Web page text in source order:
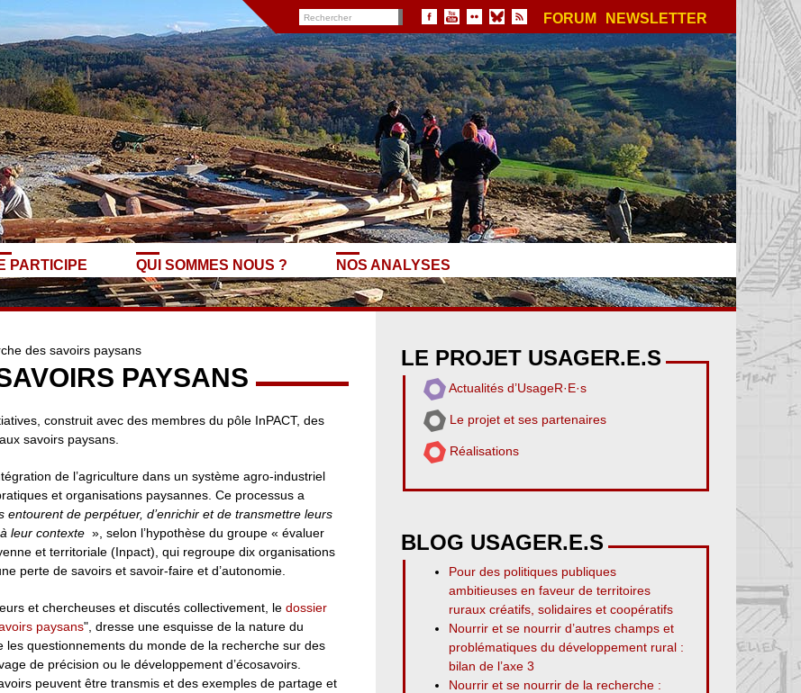
FORUM NEWSLETTER
PARTICIPE QUI SOMMES NOUS ? NOS ANALYSES
des savoirs paysans
PAYSANS
construit avec des membres du pôle InPACT, des
savoirs paysans.
de l’agriculture dans un système agro-industriel
et organisations paysannes. Ce processus a
de perpétuer, d’enrichir et de transmettre leurs
leur contexte », selon l’hypothèse du groupe « évaluer
et territoriale (Inpact), qui regroupe dix organisations
perte de savoirs et savoir-faire et d’autonomie.
et chercheuses et discutés collectivement, le dossier
paysans", dresse une esquisse de la nature du
questionnements du monde de la recherche sur des
de précision ou le développement d’écosavoirs.
peuvent être transmis et des exemples de partage et
LE PROJET USAGER.E.S
Actualités d’UsageR·E·s
Le projet et ses partenaires
Réalisations
BLOG USAGER.E.S
Pour des politiques publiques
ambitieuses en faveur de territoires
ruraux créatifs, solidaires et coopératifs
Nourrir et se nourrir d’autres champs et
problématiques du développement rural :
bilan de l’axe 3
Nourrir et se nourrir de la recherche :